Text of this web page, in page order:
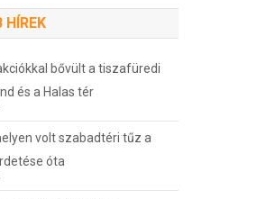
HÍREK
bővült a tiszafüredi
és a Halas tér
volt szabadtéri tűz a
óta